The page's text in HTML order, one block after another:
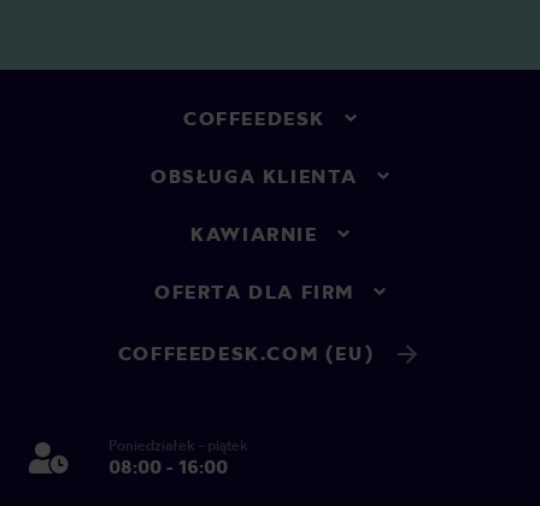
COFFEEDESK
OBSŁUGA KLIENTA
KAWIARNIE
OFERTA DLA FIRM
COFFEEDESK.COM (EU)
Poniedziałek - piątek
08:00 - 16:00